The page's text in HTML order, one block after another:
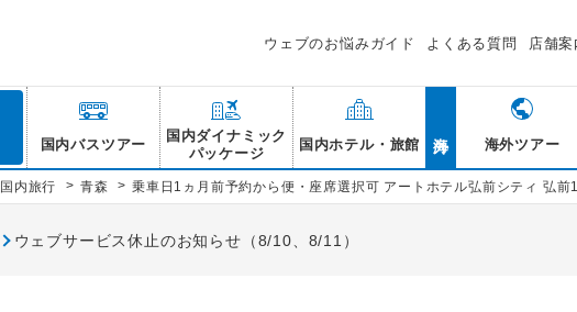
ウェブのお悩みガイド よくある質問 店舗案
国内バスツアー
国内ダイナミック
パッケージ
国内ホテル・旅館 海外ツアー
国内旅行 > 青森 > 乗車日1ヵ月前予約から便・座席選択可 アートホテル弘前シティ 弘前
ウェブサービス休止のお知らせ（8/10、8/11）